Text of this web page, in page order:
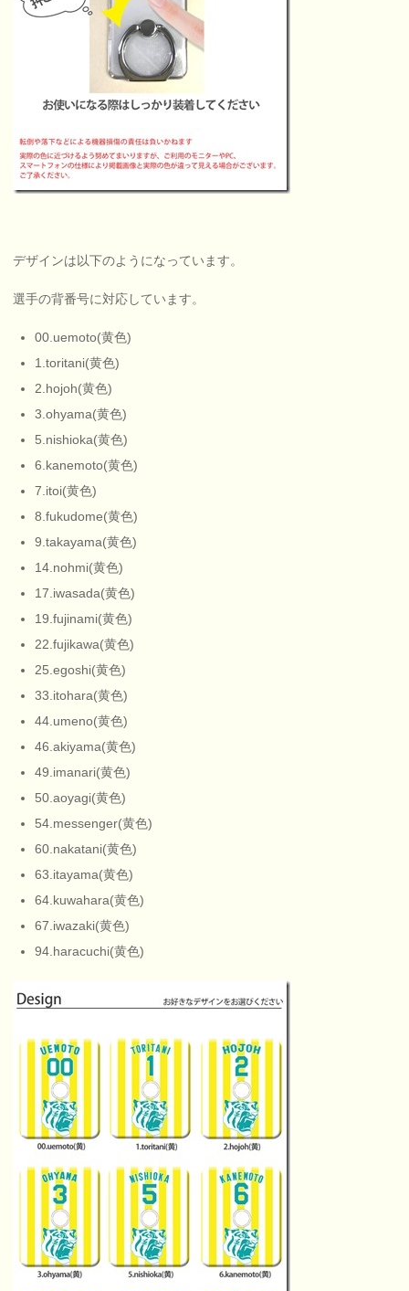
デザインは以下のようになっています。
選手の背番号に対応しています。
00.uemoto(黄色)
1.toritani(黄色)
2.hojoh(黄色)
3.ohyama(黄色)
5.nishioka(黄色)
6.kanemoto(黄色)
7.itoi(黄色)
8.fukudome(黄色)
9.takayama(黄色)
14.nohmi(黄色)
17.iwasada(黄色)
19.fujinami(黄色)
22.fujikawa(黄色)
25.egoshi(黄色)
33.itohara(黄色)
44.umeno(黄色)
46.akiyama(黄色)
49.imanari(黄色)
50.aoyagi(黄色)
54.messenger(黄色)
60.nakatani(黄色)
63.itayama(黄色)
64.kuwahara(黄色)
67.iwazaki(黄色)
94.haracuchi(黄色)